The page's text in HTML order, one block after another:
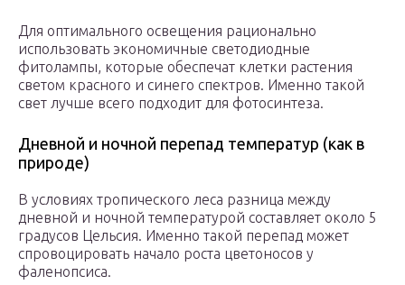
Для оптимального освещения рационально
использовать экономичные светодиодные
фитолампы, которые обеспечат клетки растения
светом красного и синего спектров. Именно такой
свет лучше всего подходит для фотосинтеза.
Дневной и ночной перепад температур (как в
природе)
В условиях тропического леса разница между
дневной и ночной температурой составляет около 5
градусов Цельсия. Именно такой перепад может
спровоцировать начало роста цветоносов у
фаленопсиса.